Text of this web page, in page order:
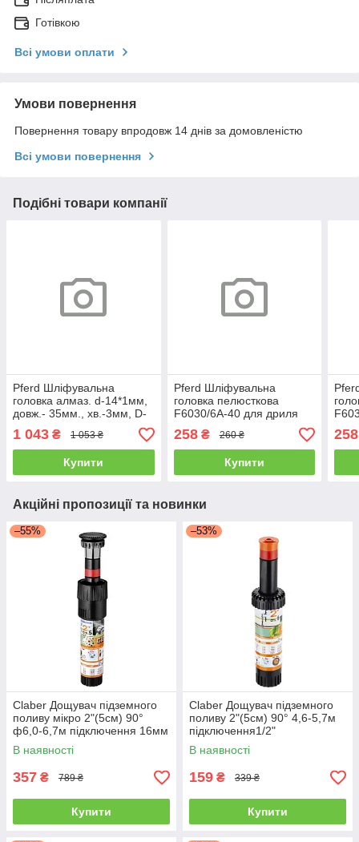
Готівкою
Всі умови оплати
Умови повернення
Повернення товару впродовж 14 днів за домовленістю
Всі умови повернення
Подібні товари компанії
Pferd Шліфувальна
головка алмаз. d-14*1мм,
довж.- 35мм., хв.-3мм, D-
64, DZY-N 14,0-1,0/3
1 043 ₴ 1 053 ₴
Купити
Pferd Шліфувальна
головка пелюсткова
F6030/6А-40 для дриля
або пшм хв-6мм
258₴ 260 ₴
Купити
або
258
Акційні пропозиції та новинки
–55%
Claber Дощувач підземного
поливу мікро 2"(5см) 90°
ф6,0-6,7м підключення 16мм
COLIBRI
В наявності
357 ₴ 789 ₴
Купити
–53%
Claber Дощувач підземного
поливу 2"(5см) 90° 4,6-5,7м
підключення1/2"
В наявності
159 ₴ 339 ₴
Купити